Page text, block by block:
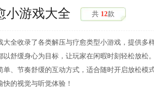
小游戏大全 共 12款
大全收录了各类解压与疗愈类型小游戏，提供多
以舒缓身心为目标，让玩家在闲暇时刻轻松放松
单、节奏舒缓的互动方式，适合随时开启放松模
快的视觉与听觉体验！